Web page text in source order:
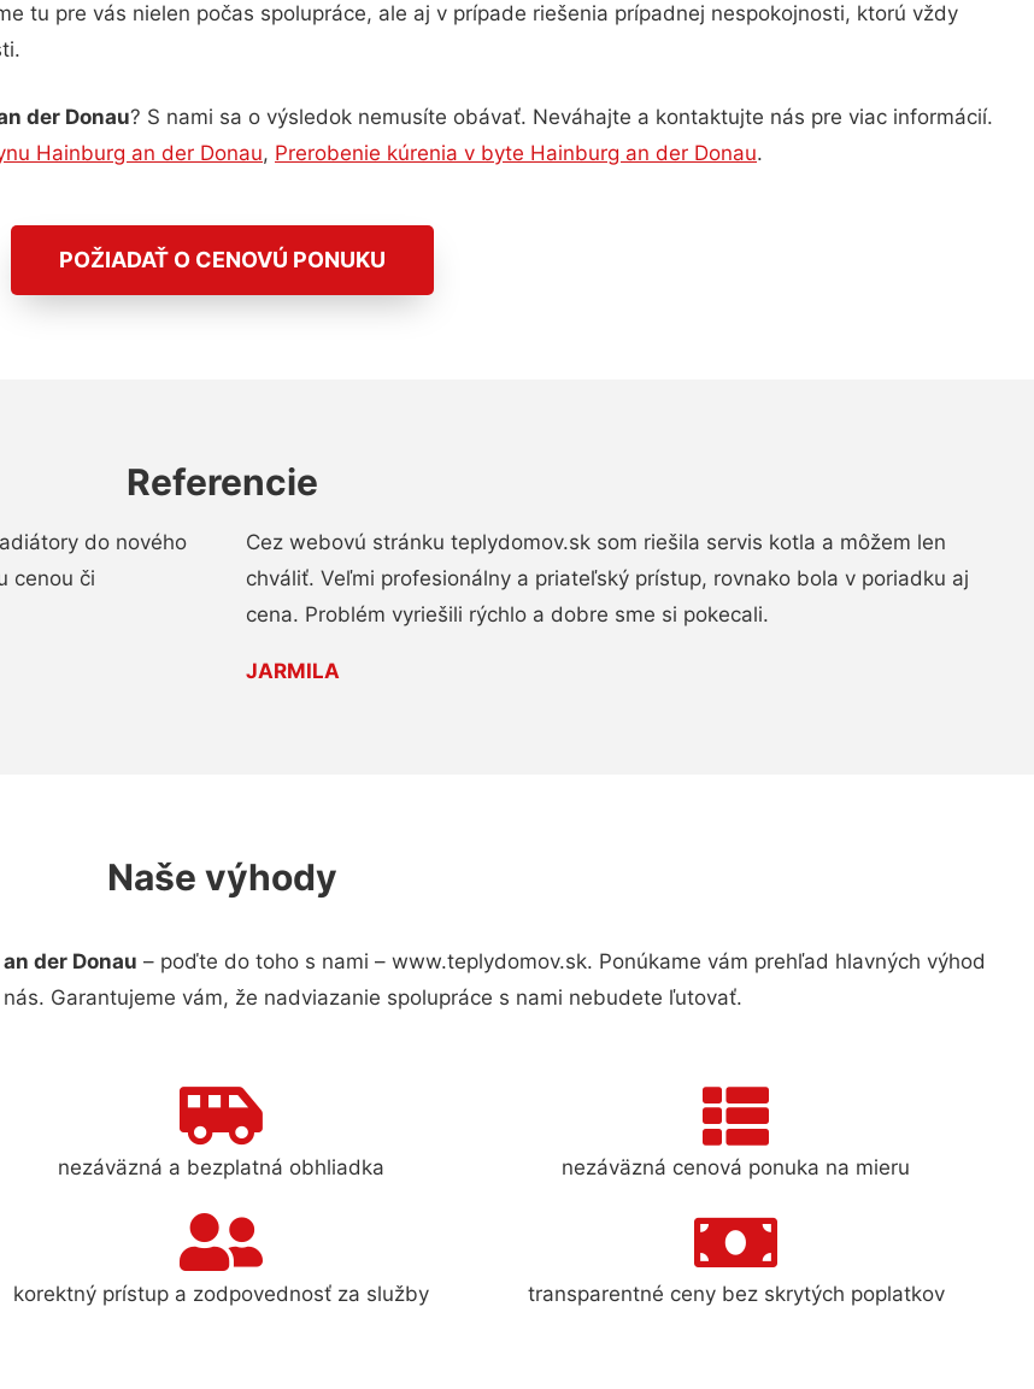
tu pre vás nielen počas spolupráce, ale aj v prípade riešenia prípadnej nespokojnosti, ktorú vždy
der Donau? S nami sa o výsledok nemusíte obávať. Neváhajte a kontaktujte nás pre viac informácií.
Hainburg an der Donau, Prerobenie kúrenia v byte Hainburg an der Donau.
POŽIADAŤ O CENOVÚ PONUKU
Referencie
do nového
cenou či
Cez webovú stránku teplydomov.sk som riešila servis kotla a môžem len
chváliť. Veľmi profesionálny a priateľský prístup, rovnako bola v poriadku aj
cena. Problém vyriešili rýchlo a dobre sme si pokecali.
JARMILA
Naše výhody
der Donau – poďte do toho s nami – www.teplydomov.sk. Ponúkame vám prehľad hlavných výhod
Garantujeme vám, že nadviazanie spolupráce s nami nebudete ľutovať.
nezáväzná a bezplatná obhliadka nezáväzná cenová ponuka na mieru
korektný prístup a zodpovednosť za služby transparentné ceny bez skrytých poplatkov